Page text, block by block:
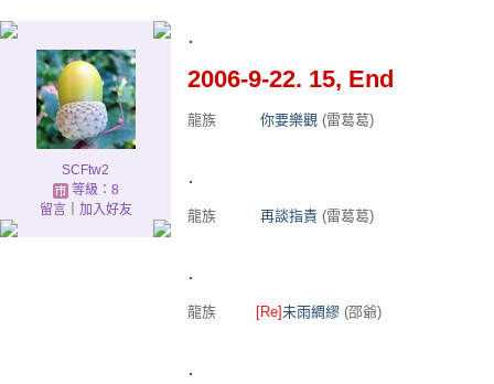
SCFtw2
等級：8
留言｜ 加入好友
.
2006-9-22. 15, End
龍族 你要樂觀 (雷葛葛)
.
龍族 再談指責 (雷葛葛)
.
龍族 [Re]未雨綢繆 (邵爺)
.